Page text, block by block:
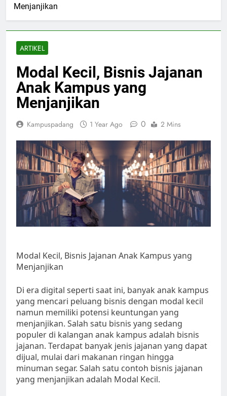
Menjanjikan
ARTIKEL
Modal Kecil, Bisnis Jajanan
Anak Kampus yang
Menjanjikan
Kampuspadang 1 Year Ago 0 2 Mins
Modal Kecil, Bisnis Jajanan Anak Kampus yang
Menjanjikan
Di era digital seperti saat ini, banyak anak kampus
yang mencari peluang bisnis dengan modal kecil
namun memiliki potensi keuntungan yang
menjanjikan. Salah satu bisnis yang sedang
populer di kalangan anak kampus adalah bisnis
jajanan. Terdapat banyak jenis jajanan yang dapat
dijual, mulai dari makanan ringan hingga
minuman segar. Salah satu contoh bisnis jajanan
yang menjanjikan adalah Modal Kecil.